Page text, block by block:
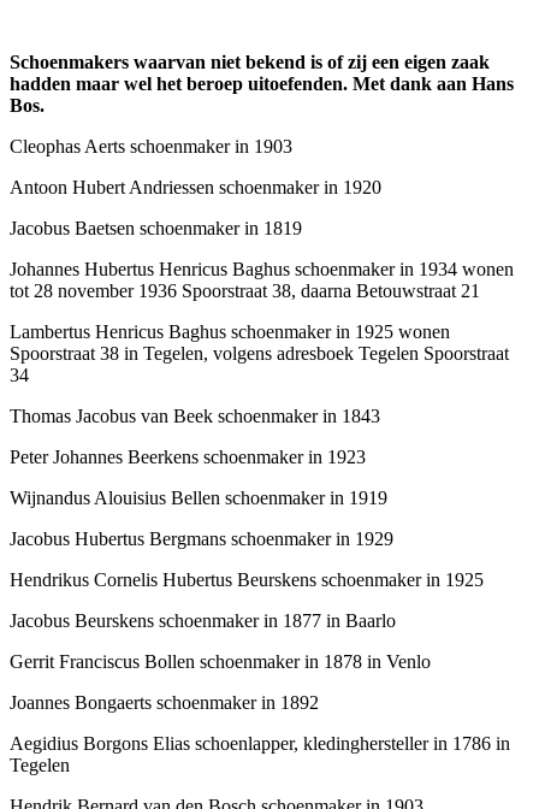
Schoenmakers waarvan niet bekend is of zij een eigen zaak
hadden maar wel het beroep uitoefenden. Met dank aan Hans
Bos.
Cleophas Aerts schoenmaker in 1903
Antoon Hubert Andriessen schoenmaker in 1920
Jacobus Baetsen schoenmaker in 1819
Johannes Hubertus Henricus Baghus schoenmaker in 1934 wonen
tot 28 november 1936 Spoorstraat 38, daarna Betouwstraat 21
Lambertus Henricus Baghus schoenmaker in 1925 wonen
Spoorstraat 38 in Tegelen, volgens adresboek Tegelen Spoorstraat
34
Thomas Jacobus van Beek schoenmaker in 1843
Peter Johannes Beerkens schoenmaker in 1923
Wijnandus Alouisius Bellen schoenmaker in 1919
Jacobus Hubertus Bergmans schoenmaker in 1929
Hendrikus Cornelis Hubertus Beurskens schoenmaker in 1925
Jacobus Beurskens schoenmaker in 1877 in Baarlo
Gerrit Franciscus Bollen schoenmaker in 1878 in Venlo
Joannes Bongaerts schoenmaker in 1892
Aegidius Borgons Elias schoenlapper, kledinghersteller in 1786 in
Tegelen